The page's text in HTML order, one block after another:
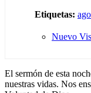
Nuevo
Etiquetas:
El sermón de esta
nuestras vidas. Nos